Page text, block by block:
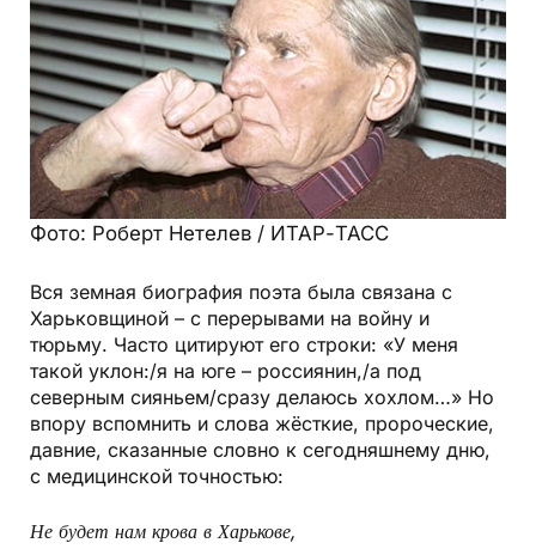
Фото: Роберт Нетелев / ИТАР-ТАСС
Вся земная биография поэта была связана с
Харьковщиной – с перерывами на войну и
тюрьму. Часто цитируют его строки: «У меня
такой уклон:/я на юге – россиянин,/а под
северным сияньем/сразу делаюсь хохлом…» Но
впору вспомнить и слова жёсткие, пророческие,
давние, сказанные словно к сегодняшнему дню,
с медицинской точностью:
Не будет нам крова в Харькове,